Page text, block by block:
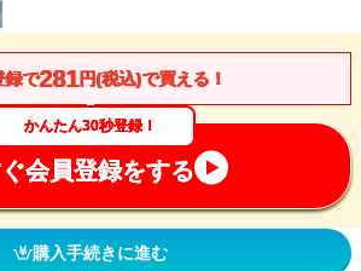
録で281 円(税込)で買える！
かんたん30秒登録！
会員登録をする
購入手続きに進む